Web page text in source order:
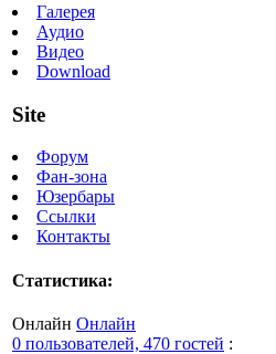
Галерея
Аудио
Видео
Download
Site
Форум
Фан-зона
Юзербары
Ссылки
Контакты
Статистика:
Онлайн Онлайн
0 пользователей, 470 гостей :